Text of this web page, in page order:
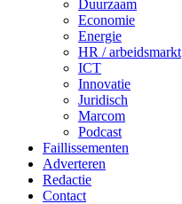
Duurzaam
Economie
Energie
HR / arbeidsmarkt
ICT
Innovatie
Juridisch
Marcom
Podcast
Faillissementen
Adverteren
Redactie
Contact